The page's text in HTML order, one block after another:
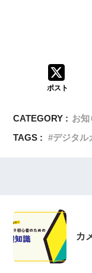
ポスト
CATEGORY : お知
TAGS :
デジタル
カ